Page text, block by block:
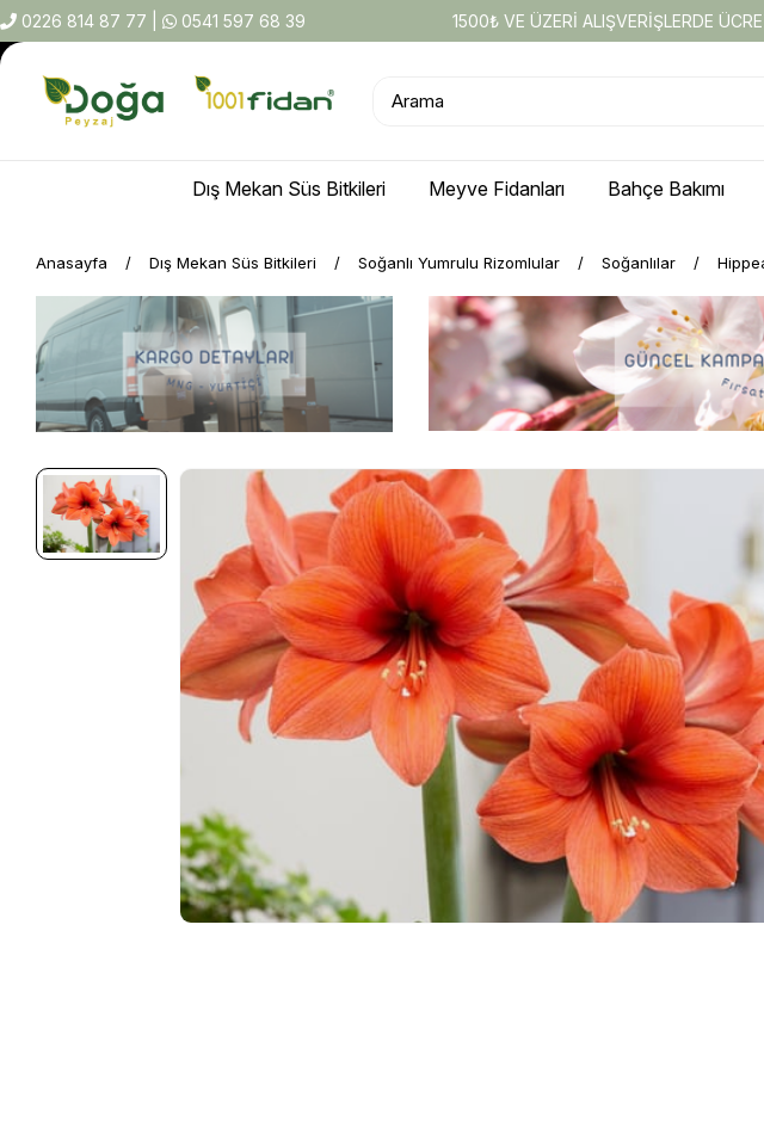
0226 814 87 77 0541 597 68 39 1500₺ VE ÜZERİ ALIŞVERİŞLERDE
Dış Mekan Süs Bitkileri Meyve Fidanları Bahçe Bakımı
Anasayfa Dış Mekan Süs Bitkileri Soğanlı Yumrulu Rizomlular Soğanlılar